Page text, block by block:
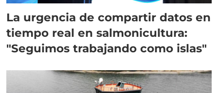
La urgencia de compartir datos en
tiempo real en salmonicultura:
"Seguimos trabajando como islas"